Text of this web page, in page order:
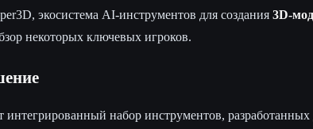
экосистема AI-инструментов для создания3D-
некоторых ключевых игроков.
интегрированный набор инструментов, разработанных